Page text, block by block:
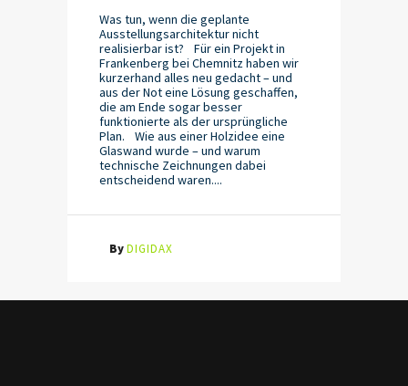
Was tun, wenn die geplante
Ausstellungsarchitektur nicht
realisierbar ist? Für ein Projekt in
Frankenberg bei Chemnitz haben wir
kurzerhand alles neu gedacht – und
aus der Not eine Lösung geschaffen,
die am Ende sogar besser
funktionierte als der ursprüngliche
Plan. Wie aus einer Holzidee eine
Glaswand wurde – und warum
technische Zeichnungen dabei
entscheidend waren....
ByDIGIDAX